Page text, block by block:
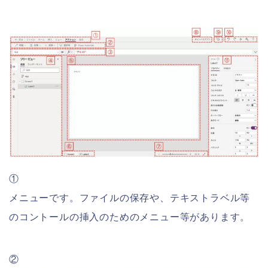
①
メニューです。ファイルの保存や、テキストラベル等
のコントールの挿入のためのメニュー等があります。
②